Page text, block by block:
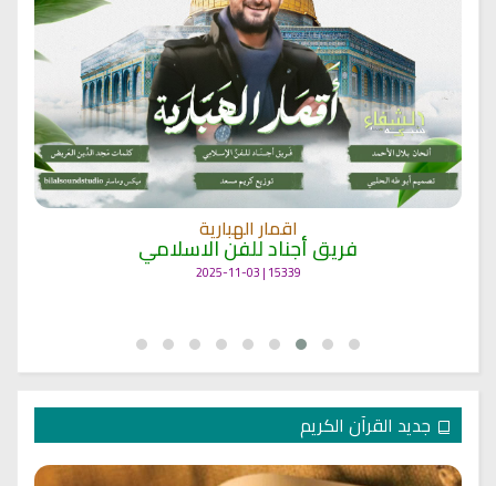
اقمار الهبارية
فريق أجناد للفن الاسلامي
15339 | 2025-11-03
جديد القرآن الكريم